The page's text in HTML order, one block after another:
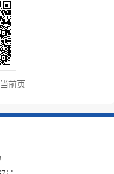
前页